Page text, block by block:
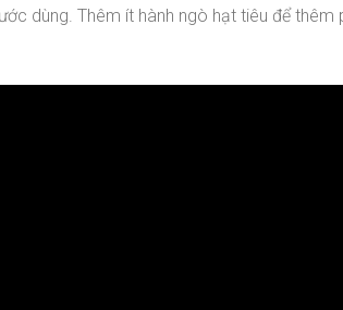
dùng. Thêm ít hành ngò hạt tiêu để